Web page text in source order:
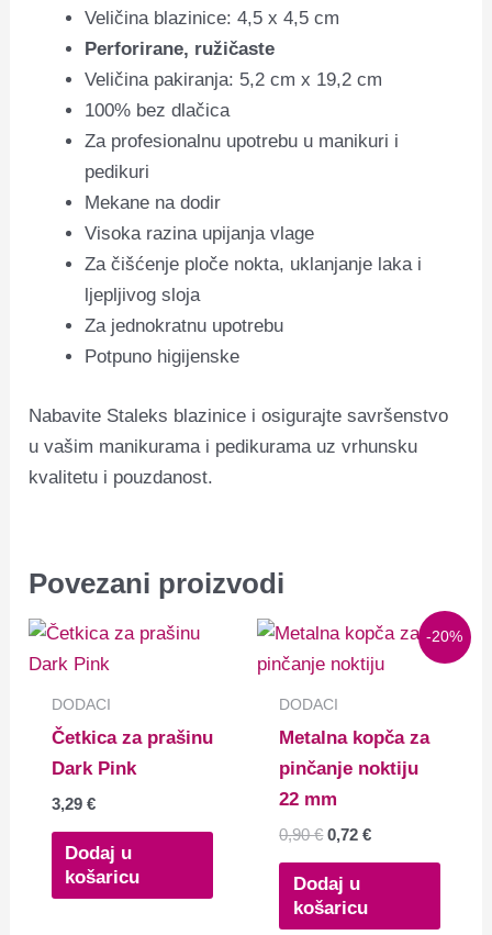
Veličina blazinice: 4,5 x 4,5 cm
Perforirane, ružičaste
Veličina pakiranja: 5,2 cm x 19,2 cm
100% bez dlačica
Za profesionalnu upotrebu u manikuri i
pedikuri
Mekane na dodir
Visoka razina upijanja vlage
Za čišćenje ploče nokta, uklanjanje laka i
ljepljivog sloja
Za jednokratnu upotrebu
Potpuno higijenske
Nabavite Staleks blazinice i osigurajte savršenstvo
u vašim manikurama i pedikurama uz vrhunsku
kvalitetu i pouzdanost.
Povezani proizvodi
DODACI
Četkica za prašinu
Dark Pink
3,29 €
Dodaj u
košaricu
-20%
DODACI
Metalna kopča za
pinčanje noktiju
22 mm
0,90€
Izvorna
cijena
bila
0,90 €.
0,72€
Trenutna
je:
Dodaj u
košaricu